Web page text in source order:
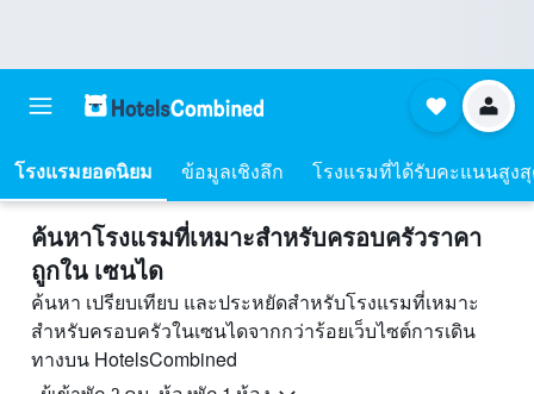
โรงแรมยอดนิยม ข้อมูลเชิงลึก โรงแรมที่ได้รับคะแนนสูง
ค้นหาโรงแรมที่เหมาะสำหรับครอบครัวราคา
ถูกใน เซนได
ค้นหา เปรียบเทียบ และประหยัดสำหรับโรงแรมที่เหมาะ
สำหรับครอบครัวในเซนไดจากกว่าร้อยเว็บไซต์การเดิน
ทางบน HotelsCombined